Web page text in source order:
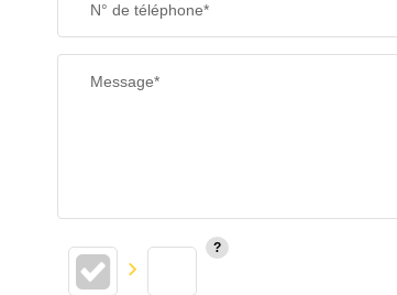
N° de téléphone*
Message*